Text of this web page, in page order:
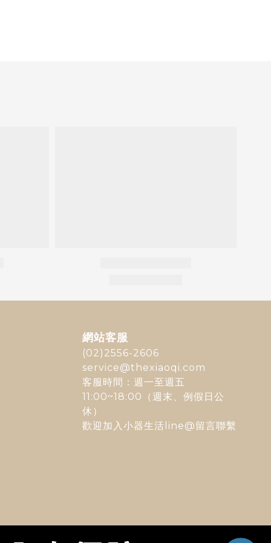
網站客服
(02)2556-2606
service@thexiaoqi.com
客服時間：週一至週五
11:00~18:00（週末、例假日公
休）
歡迎加入 小器生活line@留言聯繫